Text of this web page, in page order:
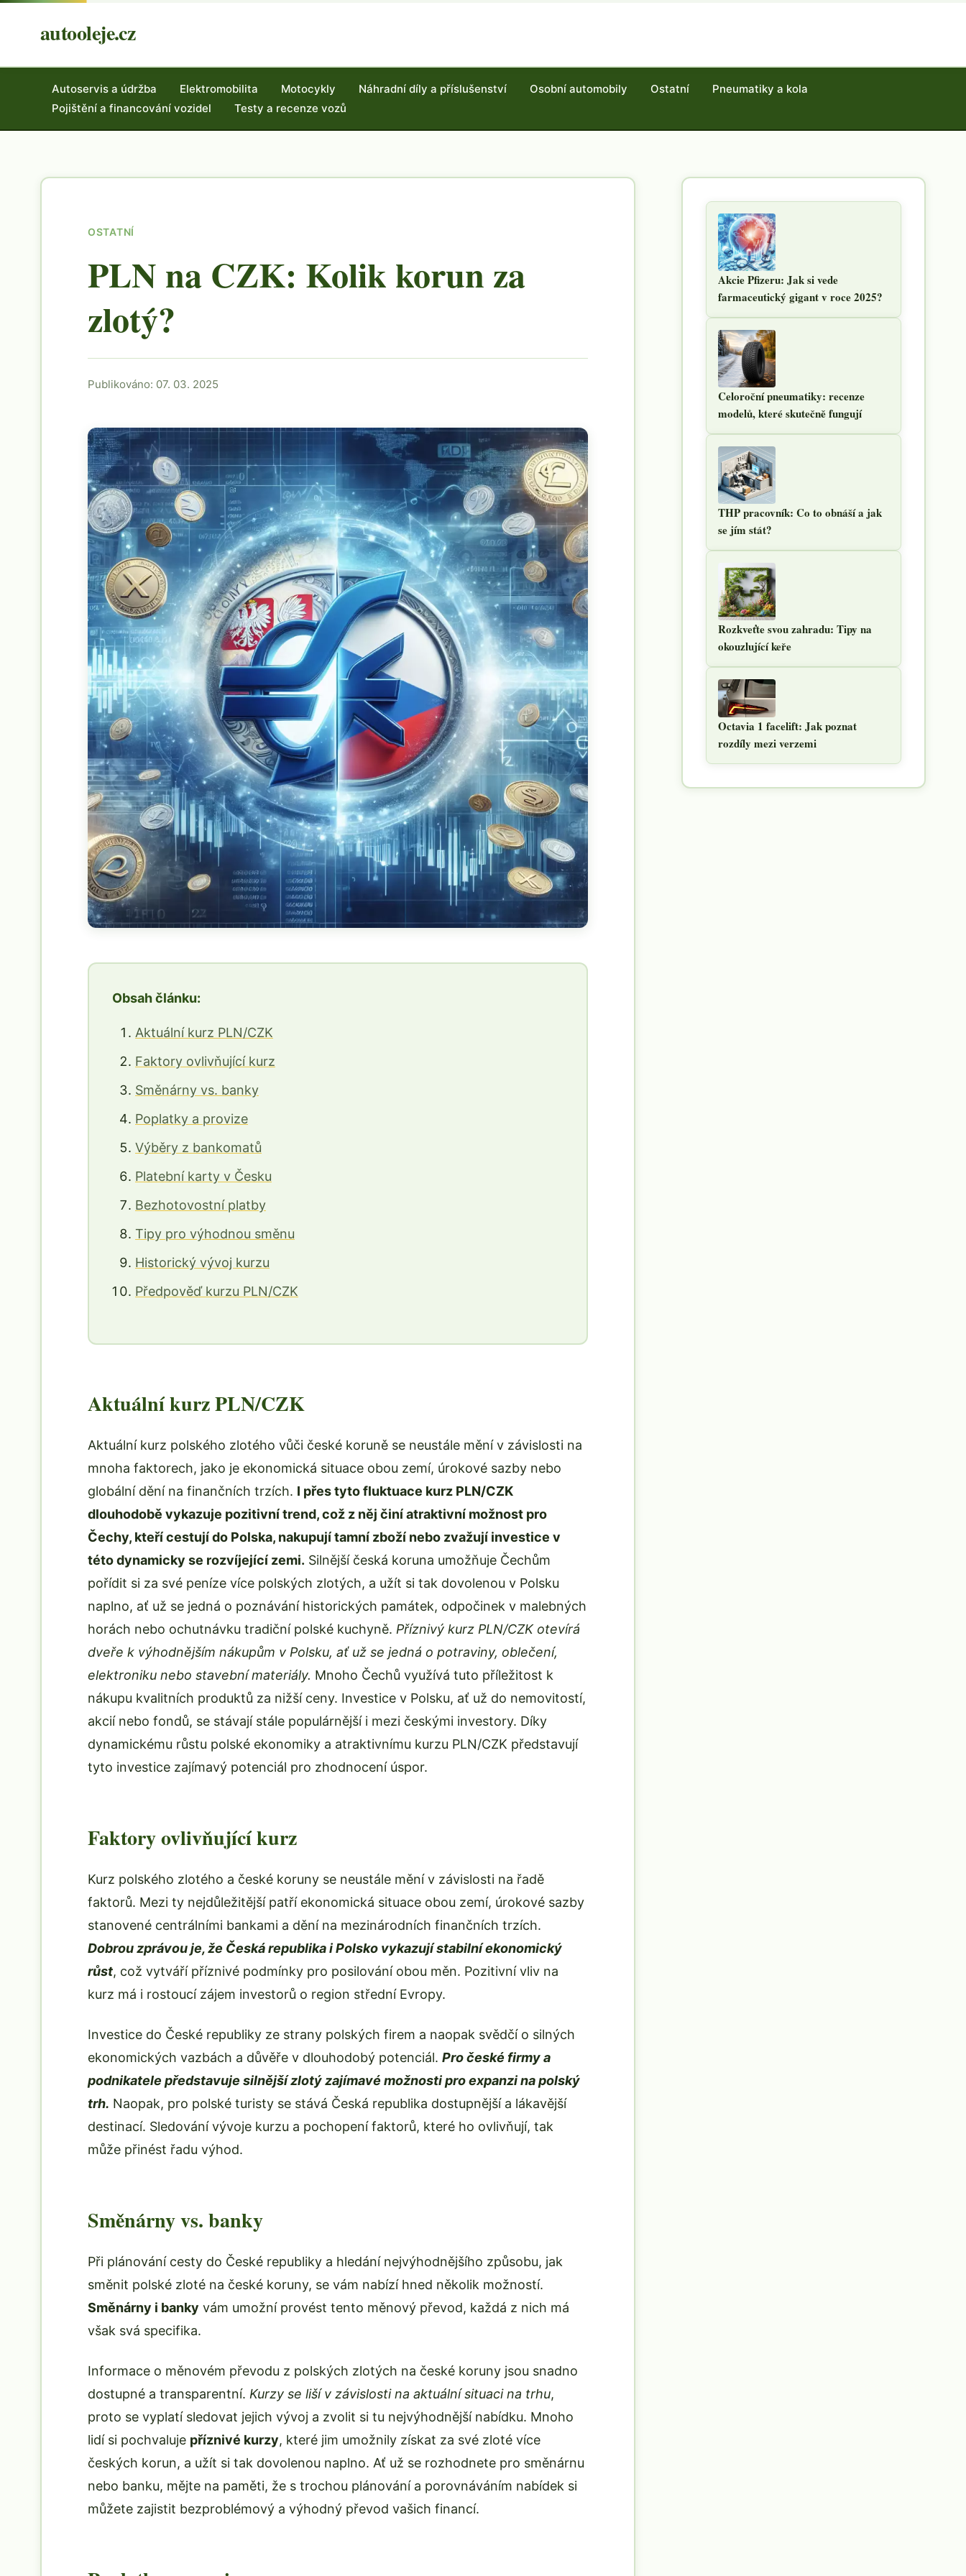
autooleje.cz
Autoservis a údržba Elektromobilita Motocykly Náhradní díly a příslušenství Osobní automobily Ostatní
Pneumatiky a kola
Pojištění a financování vozidel
Testy a recenze vozů
OSTATNÍ
PLN na CZK: Kolik korun za
zlotý?
Publikováno: 07. 03. 2025
Obsah článku:
Aktuální kurz PLN/CZK
Faktory ovlivňující kurz
Směnárny vs. banky
Poplatky a provize
Výběry z bankomatů
Platební karty v Česku
Bezhotovostní platby
Tipy pro výhodnou směnu
Historický vývoj kurzu
Předpověď kurzu PLN/CZK
Aktuální kurz PLN/CZK
Aktuální kurz polského zlotého vůči české koruně se neustále mění v závislosti na
mnoha faktorech, jako je ekonomická situace obou zemí, úrokové sazby nebo
globální dění na finančních trzích. I přes tyto fluktuace kurz PLN/CZK
dlouhodobě vykazuje pozitivní trend, což z něj činí atraktivní možnost pro
Čechy, kteří cestují do Polska, nakupují tamní zboží nebo zvažují investice v
této dynamicky se rozvíjející zemi. Silnější česká koruna umožňuje Čechům
pořídit si za své peníze více polských zlotých, a užít si tak dovolenou v Polsku
naplno, ať už se jedná o poznávání historických památek, odpočinek v malebných
horách nebo ochutnávku tradiční polské kuchyně. Příznivý kurz PLN/CZK otevírá
dveře k výhodnějším nákupům v Polsku, ať už se jedná o potraviny, oblečení,
elektroniku nebo stavební materiály. Mnoho Čechů využívá tuto příležitost k
nákupu kvalitních produktů za nižší ceny. Investice v Polsku, ať už do nemovitostí,
akcií nebo fondů, se stávají stále populárnější i mezi českými investory. Díky
dynamickému růstu polské ekonomiky a atraktivnímu kurzu PLN/CZK představují
tyto investice zajímavý potenciál pro zhodnocení úspor.
Faktory ovlivňující kurz
Kurz polského zlotého a české koruny se neustále mění v závislosti na řadě
faktorů. Mezi ty nejdůležitější patří ekonomická situace obou zemí, úrokové sazby
stanovené centrálními bankami a dění na mezinárodních finančních trzích.
Dobrou zprávou je, že Česká republika i Polsko vykazují stabilní ekonomický
růst, což vytváří příznivé podmínky pro posilování obou měn. Pozitivní vliv na
kurz má i rostoucí zájem investorů o region střední Evropy.
Investice do České republiky ze strany polských firem a naopak svědčí o silných
ekonomických vazbách a důvěře v dlouhodobý potenciál. Pro české firmy a
podnikatele představuje silnější zlotý zajímavé možnosti pro expanzi na polský
trh. Naopak, pro polské turisty se stává Česká republika dostupnější a lákavější
destinací. Sledování vývoje kurzu a pochopení faktorů, které ho ovlivňují, tak
může přinést řadu výhod.
Směnárny vs. banky
Při plánování cesty do České republiky a hledání nejvýhodnějšího způsobu, jak
směnit polské zloté na české koruny, se vám nabízí hned několik možností.
Směnárny i banky vám umožní provést tento měnový převod, každá z nich má
však svá specifika.
Informace o měnovém převodu z polských zlotých na české koruny jsou snadno
dostupné a transparentní. Kurzy se liší v závislosti na aktuální situaci na trhu,
proto se vyplatí sledovat jejich vývoj a zvolit si tu nejvýhodnější nabídku. Mnoho
lidí si pochvaluje příznivé kurzy, které jim umožnily získat za své zloté více
českých korun, a užít si tak dovolenou naplno. Ať už se rozhodnete pro směnárnu
nebo banku, mějte na paměti, že s trochou plánování a porovnáváním nabídek si
můžete zajistit bezproblémový a výhodný převod vašich financí.
Akcie Pfizeru: Jak si vede
farmaceutický gigant v roce 2025?
Celoroční pneumatiky: recenze
modelů, které skutečně fungují
THP pracovník: Co to obnáší a jak
se jím stát?
Rozkveťte svou zahradu: Tipy na
okouzlující keře
Octavia 1 facelift: Jak poznat
rozdíly mezi verzemi